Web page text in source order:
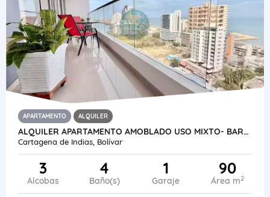
APARTAMENTO ALQUILER
ALQUILER APARTAMENTO AMOBLADO USO MIXTO- BARRIO CABRERO-CARTAGENA-COL
Cartagena de Indias, Bolívar
3
Alcobas
4
Baño(s)
1
Garaje
90
Área m2